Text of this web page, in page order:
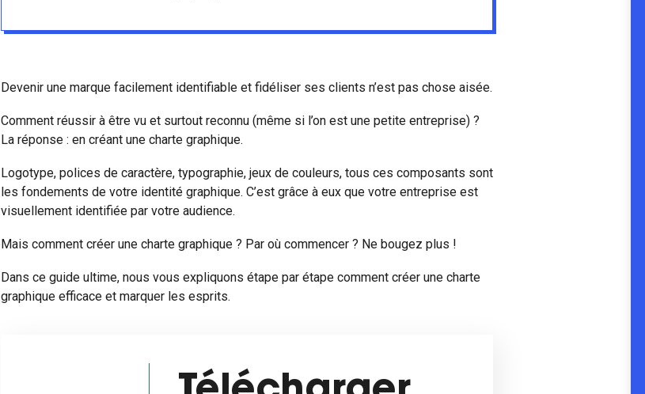
Devenir une marque facilement identifiable et fidéliser ses clients n’est pas chose aisée.
Comment réussir à être vu et surtout reconnu (même si l’on est une petite entreprise) ?
La réponse : en créant une charte graphique.
Logotype, polices de caractère, typographie, jeux de couleurs, tous ces composants sont
les fondements de votre identité graphique. C’est grâce à eux que votre entreprise est
visuellement identifiée par votre audience.
Mais comment créer une charte graphique ? Par où commencer ? Ne bougez plus !
Dans ce guide ultime, nous vous expliquons étape par étape comment créer une charte
graphique efficace et marquer les esprits.